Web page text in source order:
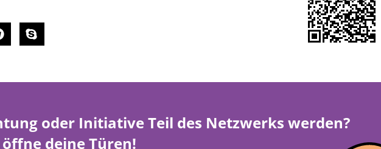
oder Initiative Teil des Netzwerks werden?
deine Türen!